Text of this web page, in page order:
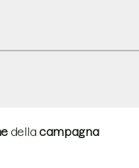
della campagna